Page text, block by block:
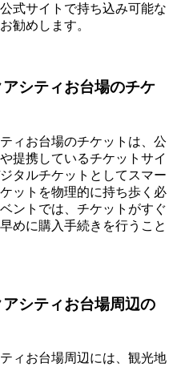
式サイトで持ち込み可能な
勧めします。
シティお台場のチケ
ィお台場のチケットは、公
提携しているチケットサイ
タルチケットとしてスマー
ットを物理的に持ち歩く必
ントでは、チケットがすぐ
めに購入手続きを行うこと
シティお台場周辺の
ィお台場周辺には、観光地